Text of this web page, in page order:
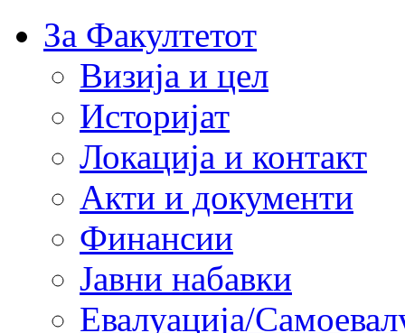
За Факултетот
Визија и цел
Историјат
Локација и контакт
Акти и документи
Финансии
Јавни набавки
Евалуација/